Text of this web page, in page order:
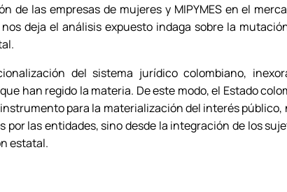
de las empresas de mujeres y MIPYMES en el
deja el análisis expuesto indaga sobre la
del sistema jurídico colombiano,
han regido la materia. De este modo, el Estado
para la materialización del interés público,
por las entidades, sino desde la integración de los
estatal.